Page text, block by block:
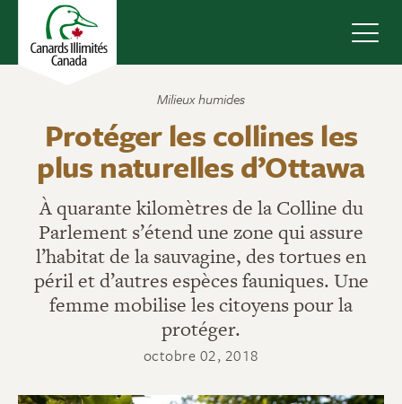
Milieux humides
Protéger les collines les
plus naturelles d’Ottawa
À quarante kilomètres de la Colline du
Parlement s’étend une zone qui assure
l’habitat de la sauvagine, des tortues en
péril et d’autres espèces fauniques. Une
femme mobilise les citoyens pour la
protéger.
octobre 02, 2018